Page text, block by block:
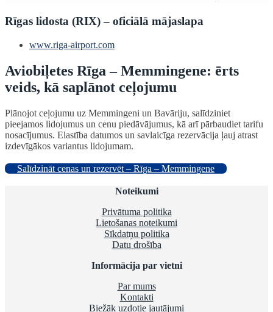
Rīgas lidosta (RIX) – oficiālā mājaslapa
www.riga-airport.com
Aviobiļetes Rīga – Memmingene: ērts
veids, kā saplānot ceļojumu
Plānojot ceļojumu uz Memmingeni un Bavāriju, salīdziniet
pieejamos lidojumus un cenu piedāvājumus, kā arī pārbaudiet tarifu
nosacījumus. Elastība datumos un savlaicīga rezervācija ļauj atrast
izdevīgākos variantus lidojumam.
Salīdzināt cenas un rezervēt – Rīga – Memmingene
Noteikumi
Privātuma politika
Lietošanas noteikumi
Sīkdatņu politika
Datu drošība
Informācija par vietni
Par mums
Kontakti
Biežāk uzdotie jautājumi